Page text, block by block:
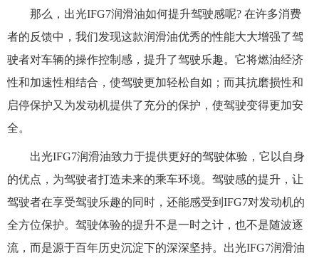
那么，出光IFG7润滑油如何提升驾驶感呢? 在许多消费
者的反馈中，我们发现这款润滑油优秀的性能大大增强了驾
驶者对车辆的操作控制感，提升了驾驶乐趣。它将燃油经济
性和加速性相结合，使驾驶更加轻松自如；而其抗磨损性和
启停保护又为发动机提供了充分的保护，使驾驶变得更加安
全。
出光IFG7润滑油致力于提供更好的驾驶体验，它以自身
的优点，为驾驶者打造未来的乘车环境。驾驶感的提升，让
驾驶者在享受驾驶乐趣的同时，还能感受到IFG7对发动机的
全方位保护。驾驶体验的提升不是一时之计，也不是随波逐
流，而是源于百年历史沉淀下的深深坚持。出光IFG7润滑油